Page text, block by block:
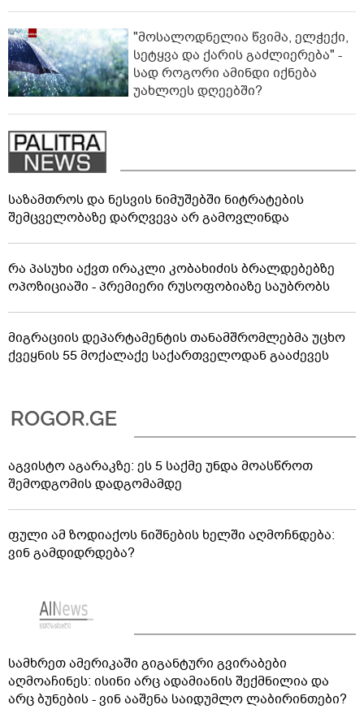
"მოსალოდნელია წვიმა, ელჭექი,
სეტყვა და ქარის გაძლიერება" -
სად როგორი ამინდი იქნება
უახლოეს დღეებში?
საზამთროს და ნესვის ნიმუშებში ნიტრატების
შემცველობაზე დარღვევა არ გამოვლინდა
რა პასუხი აქვთ ირაკლი კობახიძის ბრალდებებზე
ოპოზიციაში - პრემიერი რუსოფობიაზე საუბრობს
მიგრაციის დეპარტამენტის თანამშრომლებმა უცხო
ქვეყნის 55 მოქალაქე საქართველოდან გააძევეს
აგვისტო აგარაკზე: ეს 5 საქმე უნდა მოასწროთ
შემოდგომის დადგომამდე
ფული ამ ზოდიაქოს ნიშნების ხელში აღმოჩნდება:
ვინ გამდიდრდება?
სამხრეთ ამერიკაში გიგანტური გვირაბები
აღმოაჩინეს: ისინი არც ადამიანის შექმნილია და
არც ბუნების - ვინ ააშენა საიდუმლო ლაბირინთები?